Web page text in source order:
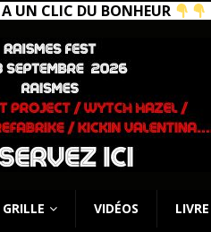
UN CLIC DU BONHEUR
VIDÉOS LIVRE